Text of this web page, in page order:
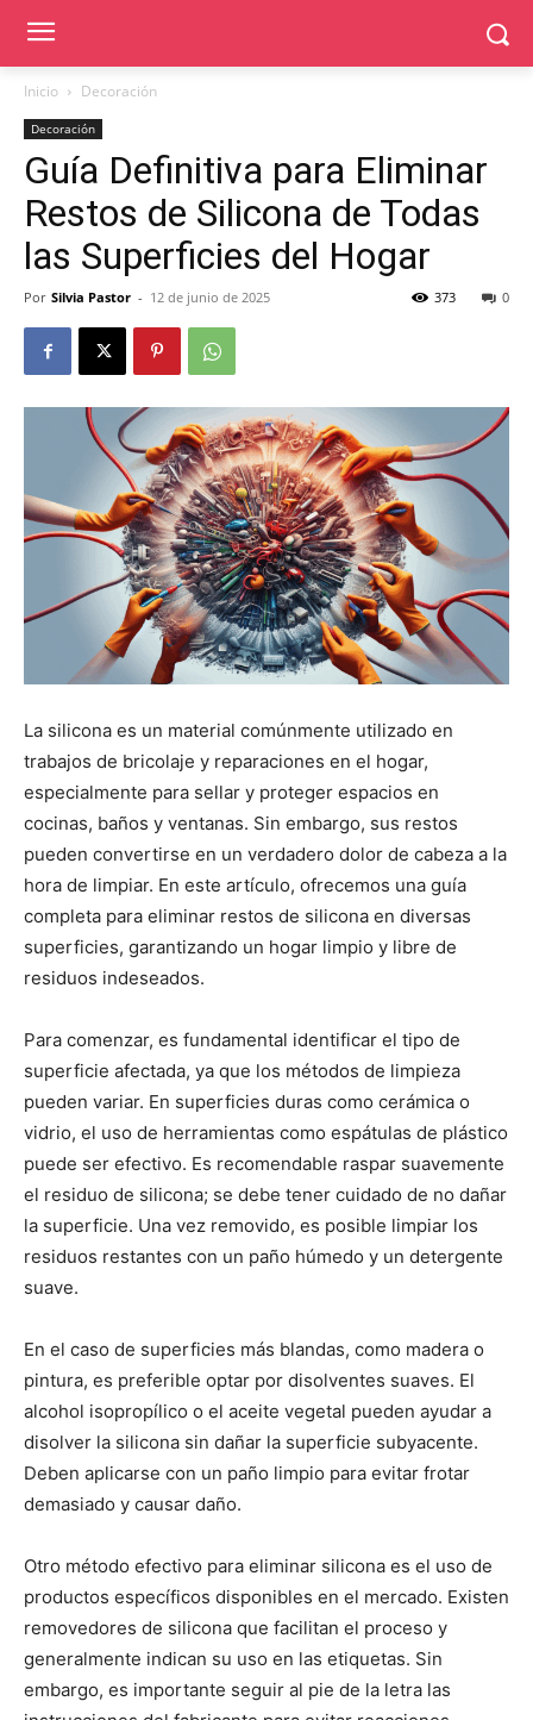
Inicio Decoración
Decoración
Guía Definitiva para Eliminar
Restos de Silicona de Todas
las Superficies del Hogar
Por Silvia Pastor - 12 de junio de 2025 0
373
La silicona es un material comúnmente utilizado en
trabajos de bricolaje y reparaciones en el hogar,
especialmente para sellar y proteger espacios en
cocinas, baños y ventanas. Sin embargo, sus restos
pueden convertirse en un verdadero dolor de cabeza a la
hora de limpiar. En este artículo, ofrecemos una guía
completa para eliminar restos de silicona en diversas
superficies, garantizando un hogar limpio y libre de
residuos indeseados.
Para comenzar, es fundamental identificar el tipo de
superficie afectada, ya que los métodos de limpieza
pueden variar. En superficies duras como cerámica o
vidrio, el uso de herramientas como espátulas de plástico
puede ser efectivo. Es recomendable raspar suavemente
el residuo de silicona; se debe tener cuidado de no dañar
la superficie. Una vez removido, es posible limpiar los
residuos restantes con un paño húmedo y un detergente
suave.
En el caso de superficies más blandas, como madera o
pintura, es preferible optar por disolventes suaves. El
alcohol isopropílico o el aceite vegetal pueden ayudar a
disolver la silicona sin dañar la superficie subyacente.
Deben aplicarse con un paño limpio para evitar frotar
demasiado y causar daño.
Otro método efectivo para eliminar silicona es el uso de
productos específicos disponibles en el mercado. Existen
removedores de silicona que facilitan el proceso y
generalmente indican su uso en las etiquetas. Sin
embargo, es importante seguir al pie de la letra las